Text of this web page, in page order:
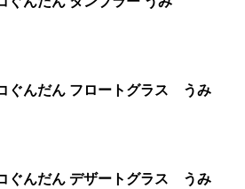
ノラネコぐんだん フロートグラス うみ
ノラネコぐんだん デザートグラス うみ